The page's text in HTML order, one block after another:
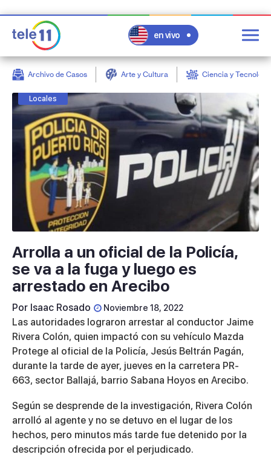
en vivo
Archivo de Casos Arte y Cultura Ciencia y
Locales
Arrolla a un oficial de la Policía,
se va a la fuga y luego es
arrestado en Arecibo
Por Isaac Rosado Noviembre 18, 2022
Las autoridades lograron arrestar al conductor Jaime
Rivera Colón, quien impactó con su vehículo Mazda
Protege al oficial de la Policía, Jesús Beltrán Pagán,
durante la tarde de ayer, jueves en la carretera PR-
663, sector Ballajá, barrio Sabana Hoyos en Arecibo.
Según se desprende de la investigación, Rivera Colón
arrolló al agente y no se detuvo en el lugar de los
hechos, pero minutos más tarde fue detenido por la
descripción ofrecida por el perjudicado.
post